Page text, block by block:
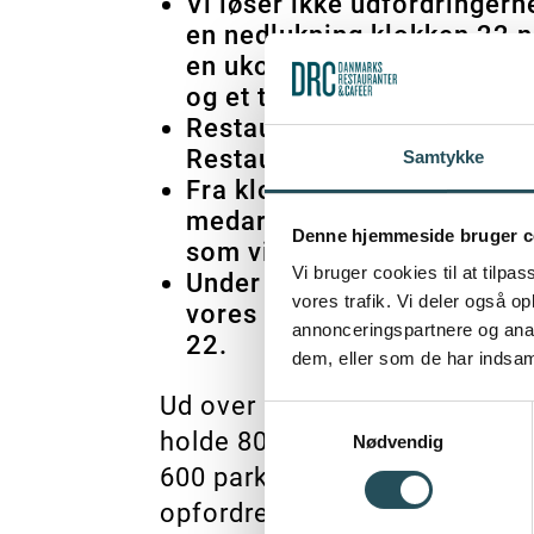
Samtykke
Denne hjemmeside bruger
Vi bruger cookies til at
vores trafik. Vi deler også
annonceringspartnere og
dem, eller som de har
Nødvendig
en nedlukning klokken 22
en ukontrolleret samling
og et tab i arbejdspladser.
Restauranterne har
Restauratørerne skaber
Fra klokken 22-24 har vi
medarbejdere (Indsæt
som vil begrænse os i
Under corona oplevede vi
vores økonomi hårdt. Hvis
22.
Ud over en nedlukning kl. 22
holde 80 cm plads til
600 parkeringspladser i
opfordre til at man 1)